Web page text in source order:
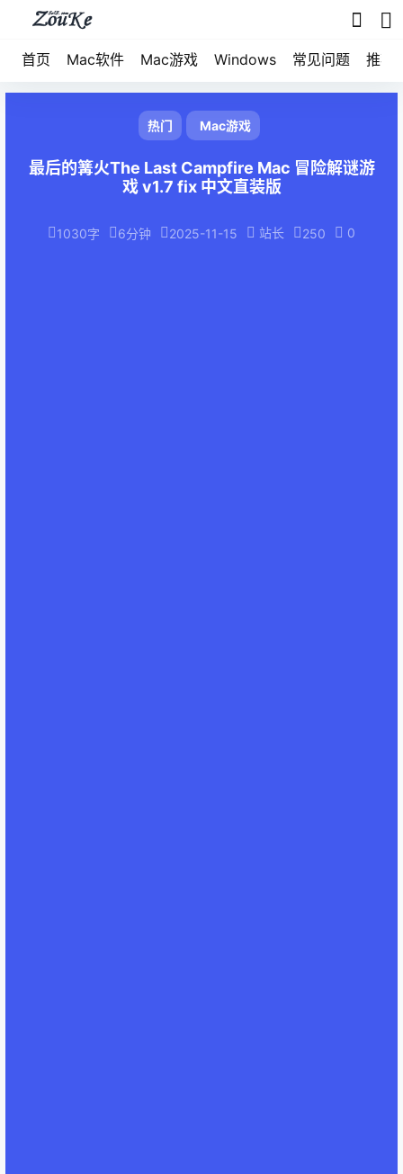
首页 Mac软件 Mac游戏 Windows 常见问题 推荐
热门 Mac游戏
最后的篝火The Last Campfire Mac 冒险解谜游
戏 v1.7 fix 中文直装版
1030字 6分钟 2025-11-15 站长 250 0